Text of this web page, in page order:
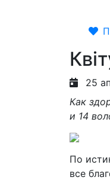
25
Как
и 14
По
все